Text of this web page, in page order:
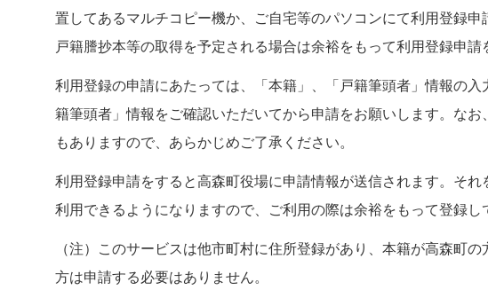
置してあるマルチコピー機か、ご自宅等のパソコンにて利用登録
戸籍謄抄本等の取得を予定される場合は余裕をもって利用登録申請
利用登録の申請にあたっては、「本籍」、「戸籍筆頭者」情報の
籍筆頭者」情報をご確認いただいてから申請をお願いします。な
もありますので、あらかじめご了承ください。
利用登録申請をすると高森町役場に申請情報が送信されます。そ
利用できるようになりますので、ご利用の際は余裕をもって登録し
（注）このサービスは他市町村に住所登録があり、本籍が高森町
方は申請する必要はありません。